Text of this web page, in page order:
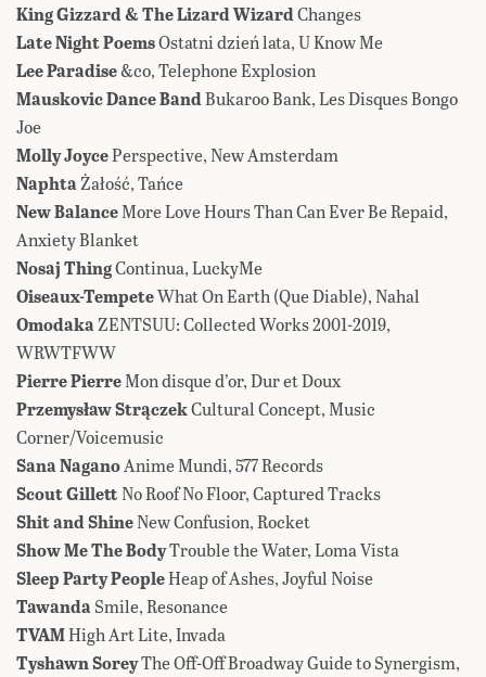
King Gizzard & The Lizard WizardChanges
Late Night PoemsOstatni dzień lata, U Know Me
Lee Paradise&co, Telephone Explosion
Mauskovic Dance BandBukaroo Bank, Les Disques Bongo
Joe
Molly JoycePerspective, New Amsterdam
NaphtaŻałość, Tańce
New BalanceMore Love Hours Than Can Ever Be Repaid,
Anxiety Blanket
Nosaj ThingContinua, LuckyMe
Oiseaux-TempeteWhat On Earth (Que Diable), Nahal
OmodakaZENTSUU: Collected Works 2001​-​2019,
WRWTFWW
Pierre PierreMon disque d’or, Dur et Doux
Przemysław StrączekCultural Concept, Music
Corner/Voicemusic
Sana NaganoAnime Mundi, 577 Records
Scout Gillett No Roof No Floor, Captured Tracks
Shit and ShineNew Confusion, Rocket
Show Me The BodyTrouble the Water, Loma Vista
Sleep Party PeopleHeap of Ashes, Joyful Noise
TawandaSmile, Resonance
TVAMHigh Art Lite, Invada
Tyshawn SoreyThe Off​-​Off Broadway Guide to Synergism,